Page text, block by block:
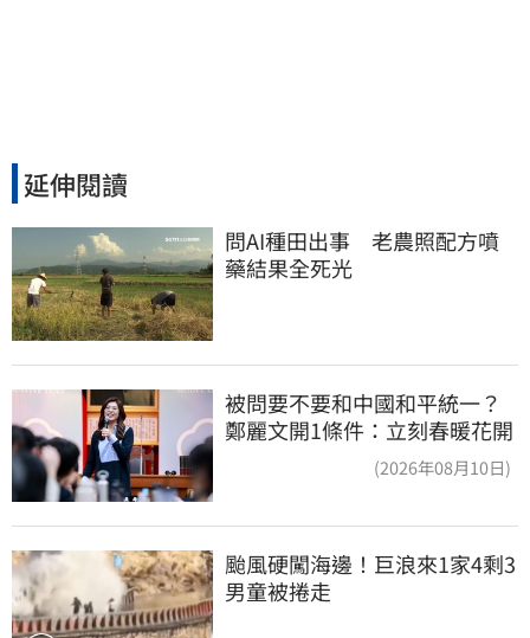
延伸閱讀
問AI種田出事　老農照配方噴
藥結果全死光
被問要不要和中國和平統一？
鄭麗文開1條件：立刻春暖花開
(2026年08月10日)
颱風硬闖海邊！巨浪來1家4剩3
男童被捲走